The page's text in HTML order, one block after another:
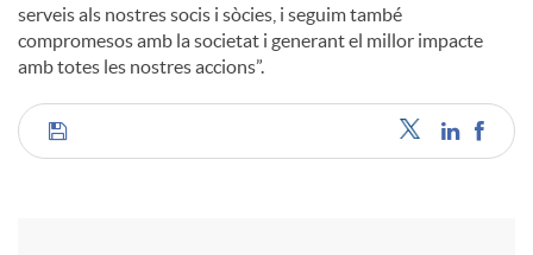
serveis als nostres socis i sòcies, i seguim també
compromesos amb la societat i generant el millor impacte
amb totes les nostres accions”.
C